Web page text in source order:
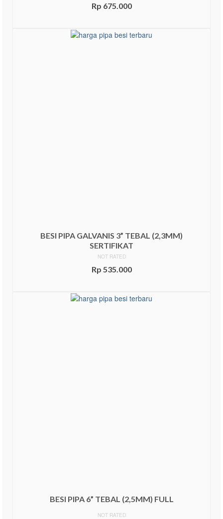
Rp 675.000
BESI PIPA GALVANIS 3” TEBAL (2,3MM)
SERTIFIKAT
NOT RATED
Rp 535.000
BESI PIPA 6” TEBAL (2,5MM) FULL
NOT RATED